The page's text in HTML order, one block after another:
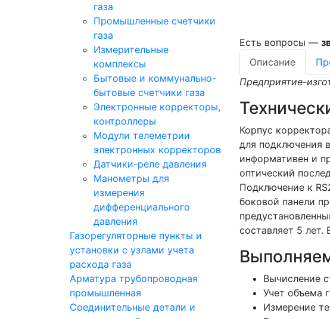
газа
Промышленные счетчики
газа
Измерительные
комплексы
Бытовые и коммунально-
бытовые счетчики газа
Электронные корректоры,
контроллеры
Модули телеметрии
электронных корректоров
Датчики-реле давления
Манометры для
измерения
дифференциального
давления
Газорегуляторные пункты и
установки с узлами учета
расхода газа
Арматура трубопроводная
промышленная
Соединительные детали и
Есть вопросы —
Описание
Предприятие-
Корпус
для подключения
информативен и
оптический
Подключение к
боковой панели
составляет 5
Вычисление
Учет объема
Измерение